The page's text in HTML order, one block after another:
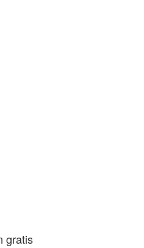
gratis